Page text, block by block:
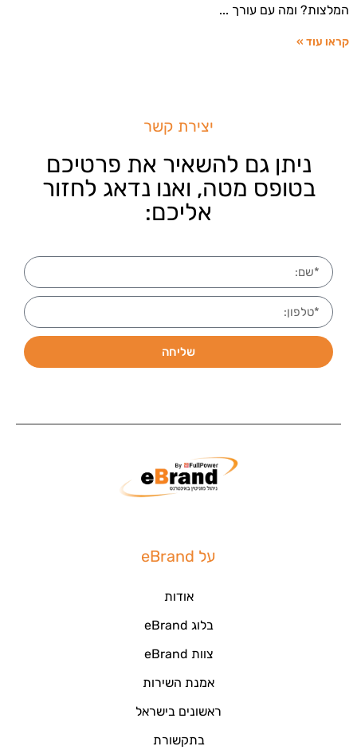
המלצות? ומה עם עורך
קראו עוד »
יצירת קשר
ניתן גם להשאיר את פרטיכם
בטופס מטה, ואנו נדאג לחזור
אליכם:
שליחה
על eBrand
אודות
בלוג eBrand
צוות eBrand
אמנת השירות
ראשונים בישראל
בתקשורת